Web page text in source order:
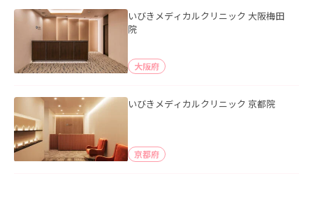
いびきメディカルクリニック 大阪梅田
院
大阪府
いびきメディカルクリニック 京都院
京都府